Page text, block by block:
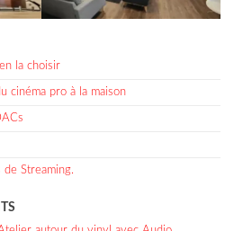
la choisir
cinéma pro à la maison
de Streaming.